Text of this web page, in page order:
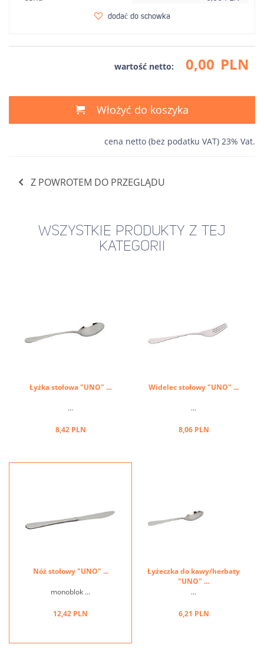
dodać do schowka
wartość netto: 0,00 PLN
Włożyć do koszyka
cena netto (bez podatku VAT) 23% Vat.
Z POWROTEM DO PRZEGLĄDU
WSZYSTKIE PRODUKTY Z TEJ
KATEGORII
Łyżka stołowa "UNO" ...
...
8,42 PLN
Widelec stołowy "UNO" ...
...
8,06 PLN
Nóż stołowy "UNO" ...
monoblok ...
12,42 PLN
Łyżeczka do kawy/herbaty
"UNO" ...
...
6,21 PLN